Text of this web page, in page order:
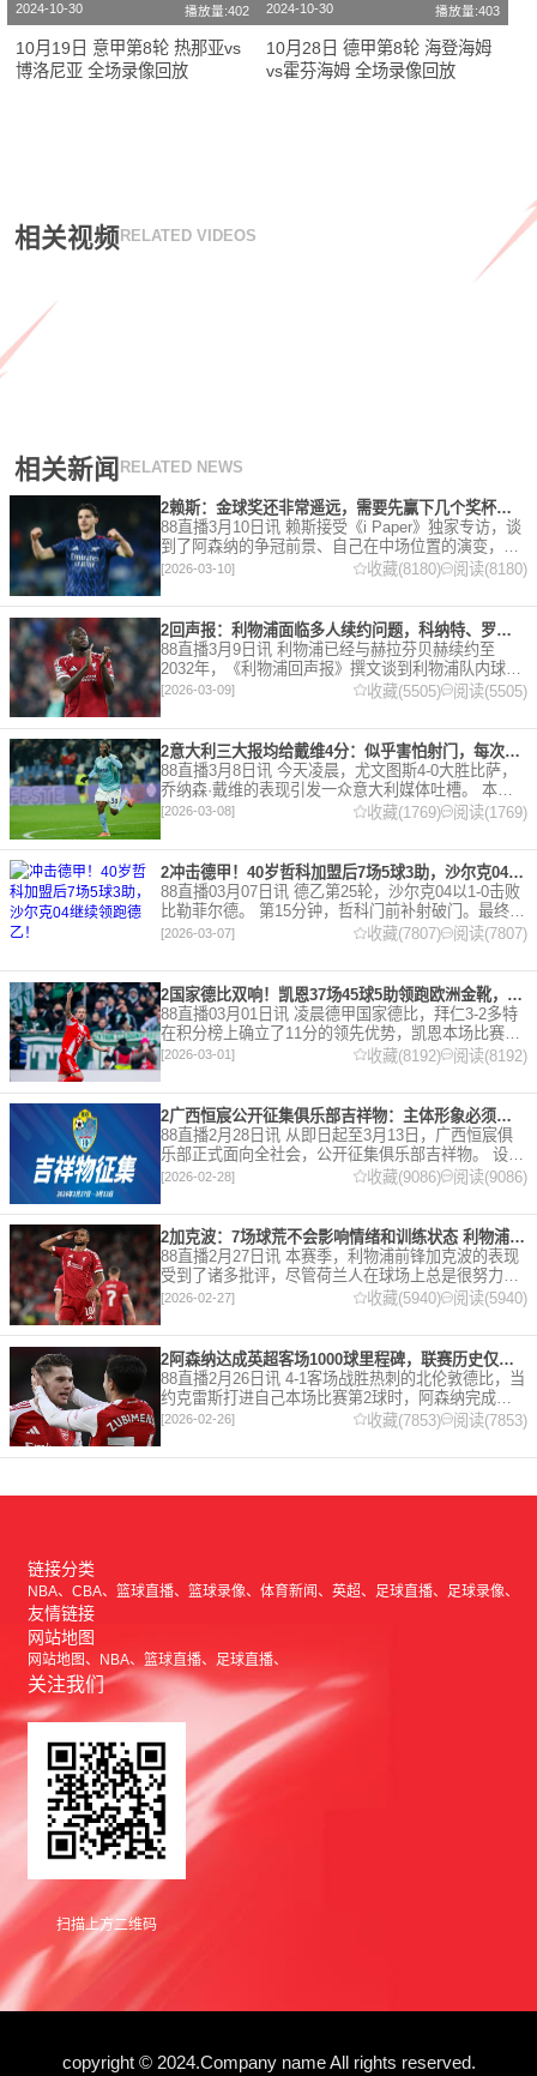
2024-10-30 播放量:402
10月19日 意甲第8轮 热那亚vs
博洛尼亚 全场录像回放
2024-10-30 播放量:403
10月28日 德甲第8轮 海登海姆
vs霍芬海姆 全场录像回放
相关视频 RELATED VIDEOS
相关新闻 RELATED NEWS
2赖斯：金球奖还非常遥远，需要先赢下几个奖杯，专注当下好好踢球
88直播3月10日讯 赖斯接受《i Paper》独家专访，谈
到了阿森纳的争冠前景、自己在中场位置的演变，以
及对自己被提名金球奖的看法。 任意球 赖斯：“我们
有一项非常擅长的技能——这背后付出了巨大努力
[2026-03-10] 收藏(8180) 阅读(8180)
2回声报：利物浦面临多人续约问题，科纳特、罗伯逊合同今夏到期
88直播3月9日讯 利物浦已经与赫拉芬贝赫续约至
2032年，《利物浦回声报》撰文谈到利物浦队内球员
的合同情况，文章表示，利物浦多位球员面临合同问
题。 对于利物浦来说，科纳特的合同将在本赛季末到
期，俱乐
[2026-03-09] 收藏(5505) 阅读(5505)
2意大利三大报均给戴维4分：似乎害怕射门，每次触球球迷都叹息
88直播3月8日讯 今天凌晨，尤文图斯4-0大胜比萨，
乔纳森·戴维的表现引发一众意大利媒体吐槽。 本场
比赛，戴维半场就被换下，赛后，《米兰体育报》、
《罗马体育报》和《都灵体育报》三大报都给戴维打
出4分
[2026-03-08] 收藏(1769) 阅读(1769)
2冲击德甲！40岁哲科加盟后7场5球3助，沙尔克04继续领跑德乙！
88直播03月07日讯 德乙第25轮，沙尔克04以1-0击败
比勒菲尔德。 第15分钟，哲科门前补射破门。最终凭
借哲科的进球沙尔克04成功拿到3分，继续领跑德
[2026-03-07] 收藏(7807) 阅读(7807)
2国家德比双响！凯恩37场45球5助领跑欧洲金靴，32岁保持赛季全勤
88直播03月01日讯 凌晨德甲国家德比，拜仁3-2多特
在积分榜上确立了11分的领先优势，凯恩本场比赛上
演双响。 本赛季32岁的凯恩仍然保持着超高的效率，
在到目前为止保持全勤，出战37场比赛，狂轰45
[2026-03-01] 收藏(8192) 阅读(8192)
2广西恒宸公开征集俱乐部吉祥物：主体形象必须为龙
88直播2月28日讯 从即日起至3月13日，广西恒宸俱
乐部正式面向全社会，公开征集俱乐部吉祥物。 设计
要求 1. 主体形象：必须为龙。龙，是中华民族的精神
[2026-02-28] 收藏(9086) 阅读(9086)
2加克波：7场球荒不会影响情绪和训练状态 利物浦如今已不容有失
88直播2月27日讯 本赛季，利物浦前锋加克波的表现
受到了诸多批评，尽管荷兰人在球场上总是很努力。
在接受天空体育采访时，他谈论了诸多话题。 关于球
队对赛季目前情况的看法 这是一个很好的问题。这个
赛季并
[2026-02-27] 收藏(5940) 阅读(5940)
2阿森纳达成英超客场1000球里程碑，联赛历史仅次于曼联的1063球
88直播2月26日讯 4-1客场战胜热刺的北伦敦德比，当
约克雷斯打进自己本场比赛第2球时，阿森纳完成了
一项了不起的成就，枪手成为英超历史第2支在客场
打进1000球的球队，仅次于曼联的1063球。阿森纳
[2026-02-26] 收藏(7853) 阅读(7853)
链接分类
NBA CBA 篮球直播 篮球录像 体育新闻 英超 足球直播 足球录像
友情链接
网站地图
网站地图 NBA 篮球直播 足球直播
关注我们
扫描上方二维码
copyright © 2024.Company name All rights reserved.